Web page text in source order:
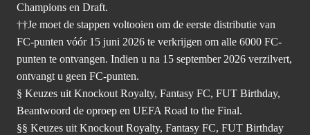
Champions en Draft.
††Je moet de stappen voltooien om de eerste distributie van
FC-punten vóór 15 juni 2026 te verkrijgen om alle 6000 FC-
punten te ontvangen. Indien u na 15 september 2026 verzilvert,
ontvangt u geen FC-punten.
§ Keuzes uit Knockout Royalty, Fantasy FC, FUT Birthday,
Beantwoord de oproep en UEFA Road to the Final.
§§ Keuzes uit Knockout Royalty, Fantasy FC, FUT Birthday